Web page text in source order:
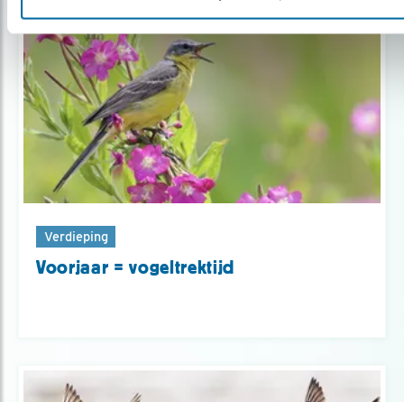
Verdieping
Voorjaar = vogeltrektijd